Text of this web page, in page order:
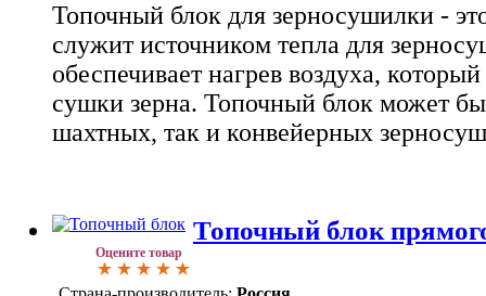
Топочный блок для зерносушилки -
служит источником тепла для
обеспечивает нагрев воздуха,
сушки зерна. Топочный блок может
шахтных, так и конвейерных
Оцените товар
Топочный блок